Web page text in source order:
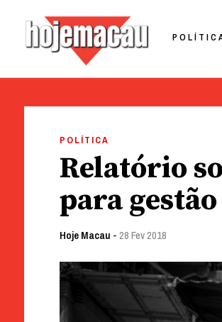
POLÍTICA
Relatório
para
Hoje Macau - 28 Fev 2018